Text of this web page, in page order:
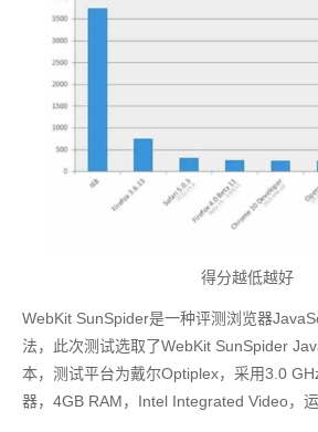
得分越低越好
WebKit SunSpider是一种评测浏览器
法，此次测试选取了WebKit SunSpider
本，测试平台为戴尔Optiplex，采用3.0
器，4GB RAM，Intel Integrated Video，